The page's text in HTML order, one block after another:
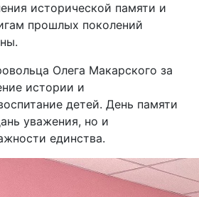
исторической памяти и
прошлых поколений
Олега Макарского за
истории и
детей. День памяти
уважения, но и
единства.